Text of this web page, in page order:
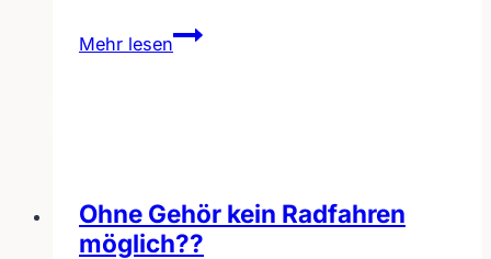
Mehr lesen
Unterschied
bei
Ohne Gehör kein Radfahren
möglich??